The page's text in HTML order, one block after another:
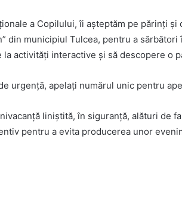
a Copilului, îi așteptăm pe părinți
din municipiul Tulcea, pentru a
la activități interactive și să descopere o
urgență, apelați numărul unic pentru
liniștită, în siguranță, alături de
pentru a evita producerea unor